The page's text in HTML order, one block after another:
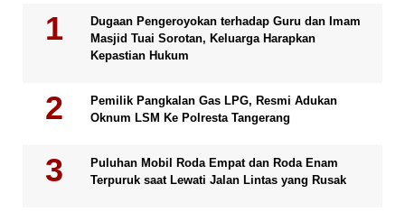
Dugaan Pengeroyokan terhadap Guru dan Imam
Masjid Tuai Sorotan, Keluarga Harapkan
Kepastian Hukum
Pemilik Pangkalan Gas LPG, Resmi Adukan
Oknum LSM Ke Polresta Tangerang
Puluhan Mobil Roda Empat dan Roda Enam
Terpuruk saat Lewati Jalan Lintas yang Rusak